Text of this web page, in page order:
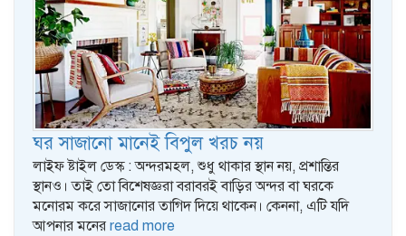
ঘর সাজানো মানেই বিপুল খরচ নয়
লাইফ ষ্টাইল ডেস্ক : অন্দরমহল, শুধু থাকার স্থান নয়, প্রশান্তির
স্থানও। তাই তো বিশেষজ্ঞরা বরাবরই বাড়ির অন্দর বা ঘরকে
মনোরম করে সাজানোর তাগিদ দিয়ে থাকেন। কেননা, এটি যদি
আপনার মনের read more